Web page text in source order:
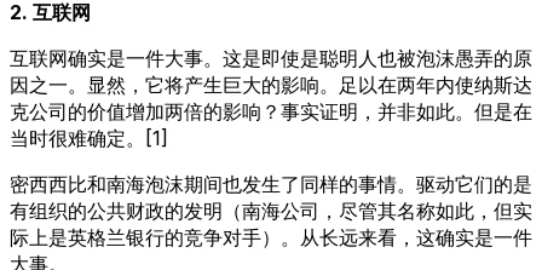
2. 互联网
互联网确实是一件大事。这是即使是聪明人也被泡沫愚弄的原
因之一。显然，它将产生巨大的影响。足以在两年内使纳斯达
克公司的价值增加两倍的影响？事实证明，并非如此。但是在
当时很难确定。[1]
密西西比和南海泡沫期间也发生了同样的事情。驱动它们的是
有组织的公共财政的发明（南海公司，尽管其名称如此，但实
际上是英格兰银行的竞争对手）。从长远来看，这确实是一件
大事。